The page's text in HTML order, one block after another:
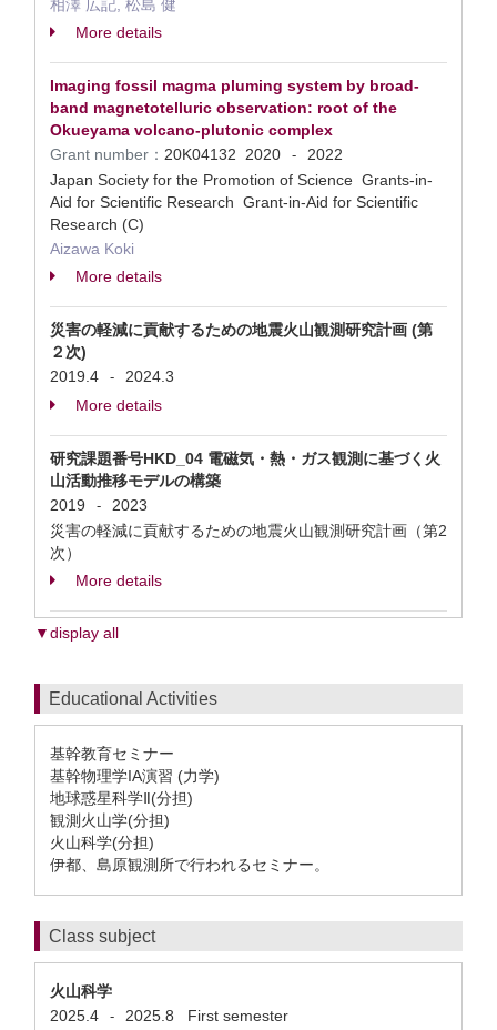
相澤 広記, 松島 健
More details
Imaging fossil magma pluming system by broad-
band magnetotelluric observation: root of the
Okueyama volcano-plutonic complex
Grant number： 20K04132 2020 -
2022
Japan Society for the Promotion of Science Grants-in-
Aid for Scientific Research Grant-in-Aid for Scientific
Research (C)
Aizawa Koki
More details
災害の軽減に貢献するための地震火山観測研究計画 (第
２次)
2019.4
-
2024.3
More details
研究課題番号HKD_04 電磁気・熱・ガス観測に基づく火
山活動推移モデルの構築
2019
-
2023
災害の軽減に貢献するための地震火山観測研究計画（第2
次）
More details
▼display all
Educational Activities
基幹教育セミナー
基幹物理学IA演習 (力学)
地球惑星科学Ⅱ(分担)
観測火山学(分担)
火山科学(分担)
伊都、島原観測所で行われるセミナー。
Class subject
火山科学
2025.4
- 2025.8 First semester